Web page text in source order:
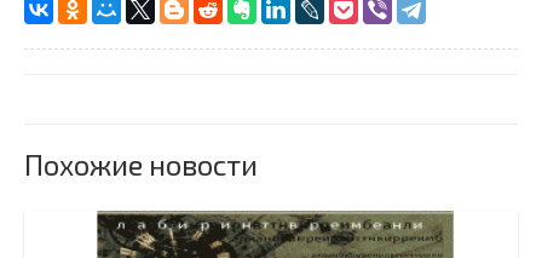
Похожие новости